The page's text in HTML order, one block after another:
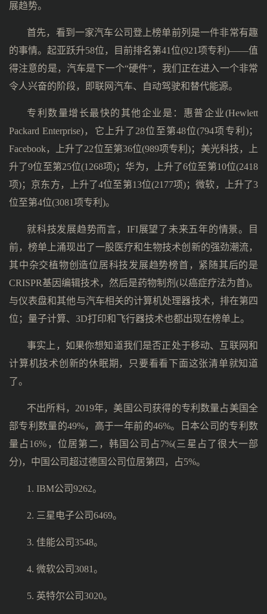
展趋势。
首先，看到一家汽车公司登上榜单前列是一件非常有趣
的事情。起亚跃升58位，目前排名第41位(921项专利)——值
得注意的是，汽车是下一个“硬件”，我们正在进入一个非常
令人兴奋的阶段，即联网汽车、自动驾驶和替代能源。
专利数量增长最快的其他企业是：惠普企业(Hewlett
Packard Enterprise)，它上升了28位至第48位(794项专利)；
Facebook，上升了22位至第36位(989项专利)；美光科技，上
升了9位至第25位(1268项)；华为，上升了6位至第10位(2418
项)；京东方，上升了4位至第13位(2177项)；微软，上升了3
位至第4位(3081项专利)。
就科技发展趋势而言，IFI展望了未来五年的情景。目
前，榜单上涌现出了一股医疗和生物技术创新的强劲潮流，
其中杂交植物创造位居科技发展趋势榜首，紧随其后的是
CRISPR基因编辑技术，然后是药物制剂(以癌症疗法为首)。
与仪表盘和其他与汽车相关的计算机处理器技术，排在第四
位；量子计算、3D打印和飞行器技术也都出现在榜单上。
事实上，如果你想知道我们是否正处于移动、互联网和
计算机技术创新的休眠期，只要看看下面这张清单就知道
了。
不出所料，2019年，美国公司获得的专利数量占美国全
部专利数量的49%，高于一年前的46%。日本公司的专利数
量占16%，位居第二，韩国公司占7%(三星占了很大一部
分)，中国公司超过德国公司位居第四，占5%。
1. IBM公司9262。
2. 三星电子公司6469。
3. 佳能公司3548。
4. 微软公司3081。
5. 英特尔公司3020。